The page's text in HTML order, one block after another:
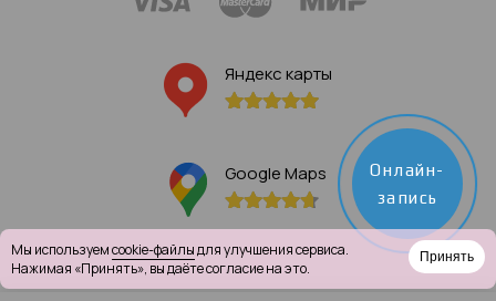
Яндекс карты
Google Maps
Онлайн-
запись
Мы используемcookie-файлыдля улучшения сервиса.
Нажимая «Принять», вы даёте согласие на это.
Принять